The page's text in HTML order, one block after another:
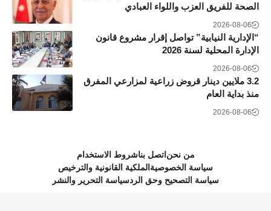
الصحة للفريق العزب واللواء العبادي
2026-08-06
“الإدارية النيابية” تواصل إقرار مشروع قانون
الإدارة المحلية لسنة 2026
2026-08-06
3.2 ملايين دينار قروض زراعية لمزارعي المفرق
منذ بداية العام
2026-08-06
من نحن اتصل بناشروط الاستخدام
سياسة الخصوصية الملكية القانونية والترخيص
سياسة التصحيح وحق الردسياسة التحرير والنشر